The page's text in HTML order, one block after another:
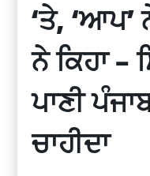
‘ਤੇ, ‘ਆਪ’
ਨੇ ਕਿਹਾ –
ਪਾਣੀ
ਚਾਹੀਦਾ